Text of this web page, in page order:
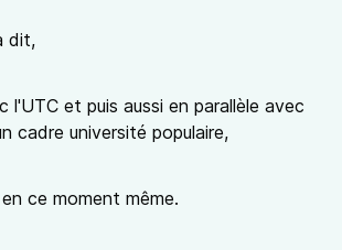
dit,
l'UTC et puis aussi en parallèle avec
cadre université populaire,
ce moment même.